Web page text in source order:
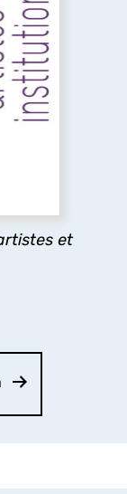
et
et
artistes et
entre
les